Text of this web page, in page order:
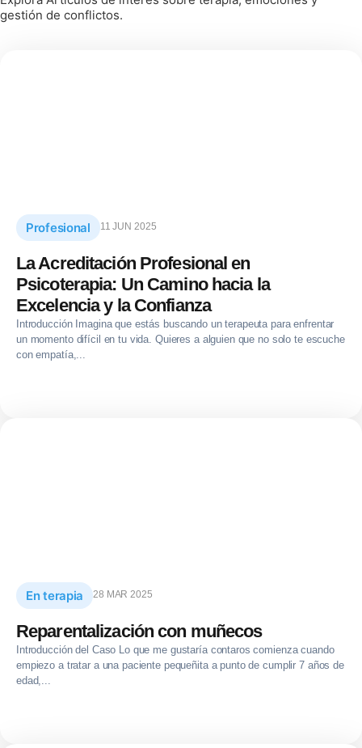
gestión de conflictos.
Profesional 11 JUN 2025
La Acreditación Profesional en
Psicoterapia: Un Camino hacia la
Excelencia y la Confianza
Introducción Imagina que estás buscando un terapeuta para enfrentar
un momento difícil en tu vida. Quieres a alguien que no solo te escuche
con empatía,...
En terapia 28 MAR 2025
Reparentalización con muñecos
Introducción del Caso Lo que me gustaría contaros comienza cuando
empiezo a tratar a una paciente pequeñita a punto de cumplir 7 años de
edad,...